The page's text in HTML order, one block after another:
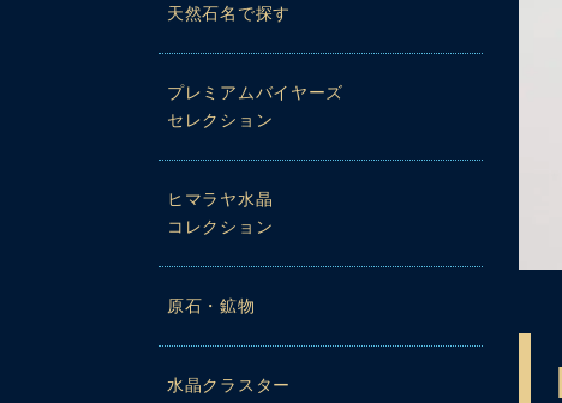
天然石名で探す
プレミアムバイヤーズ
セレクション
ヒマラヤ水晶
コレクション
原石・鉱物
水晶クラスター
再生時に画質が低い場合は、設定（⚙）から「1080p HD」